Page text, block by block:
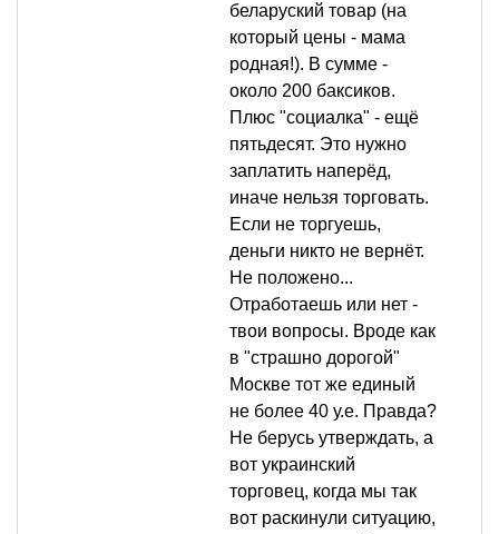
беларуский товар (на
который цены - мама
родная!). В сумме -
около 200 баксиков.
Плюс "социалка" - ещё
пятьдесят. Это нужно
заплатить наперёд,
иначе нельзя торговать.
Если не торгуешь,
деньги никто не вернёт.
Не положено...
Отработаешь или нет -
твои вопросы. Вроде как
в "страшно дорогой"
Москве тот же единый
не более 40 у.е. Правда?
Не берусь утверждать, а
вот украинский
торговец, когда мы так
вот раскинули ситуацию,